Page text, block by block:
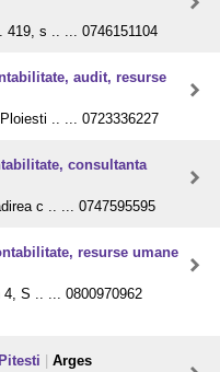
419, s .. ... 0746151104
audit, resurse
.. ... 0723336227
consultanta
c .. ... 0747595595
resurse umane
S .. ... 0800970962
Arges